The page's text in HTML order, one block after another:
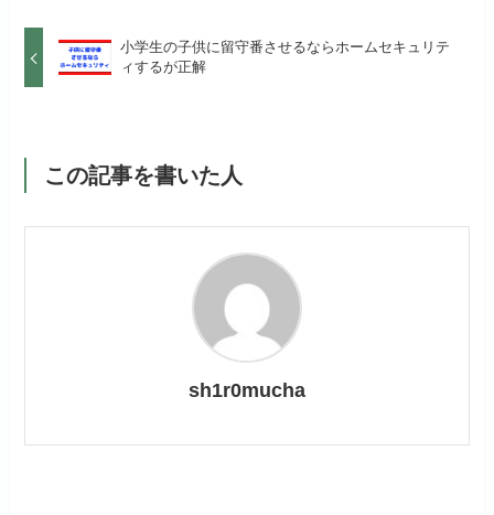
小学生の子供に留守番させるならホームセキュリテ
ィするが正解
この記事を書いた人
sh1r0mucha